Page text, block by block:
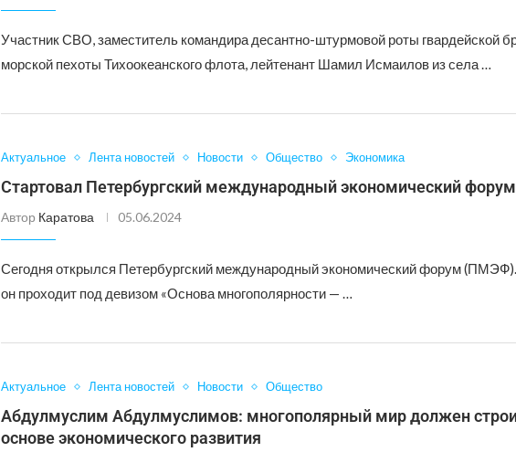
Участник СВО, заместитель командира десантно-штурмовой роты гвардейской
морской пехоты Тихоокеанского флота, лейтенант Шамил Исмаилов из села …
Актуальное Лента новостей Новости Общество Экономика
Стартовал Петербургский международный экономический форум
Автор Каратова 05.06.2024
Сегодня открылся Петербургский международный экономический форум
он проходит под девизом «Основа многополярности — …
Актуальное Лента новостей Новости Общество
Абдулмуслим Абдулмуслимов: многополярный мир должен
основе экономического развития